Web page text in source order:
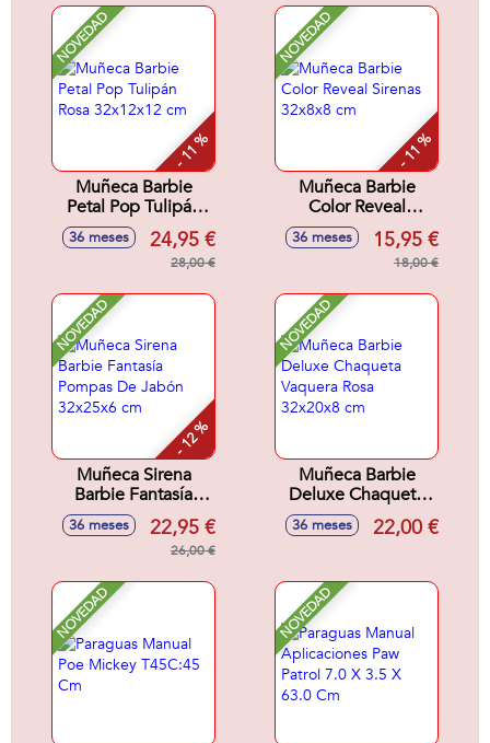
NOVEDAD
- 11 %
Muñeca Barbie
Petal Pop Tulipán
Rosa 32x12x12 cm
36 meses 24,95 €
28,00 €
NOVEDAD
- 11 %
Muñeca Barbie
Color Reveal
Sirenas 32x8x8 cm
36 meses 15,95 €
18,00 €
NOVEDAD
- 12 %
Muñeca Sirena
Barbie Fantasía
Pompas De Jabón
32x25x6 cm
36 meses 22,95 €
26,00 €
NOVEDAD
Muñeca Barbie
Deluxe Chaqueta
Vaquera Rosa
32x20x8 cm
36 meses 22,00 €
NOVEDAD NOVEDAD